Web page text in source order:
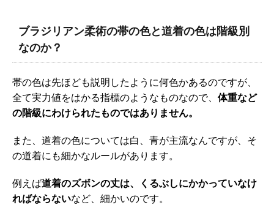
ブラジリアン柔術の帯の色と道着の色は階級別
なのか？
帯の色は先ほども説明したように何色かあるのですが、
全て実力値をはかる指標のようなものなので、 体重など
の階級にわけられたものではありません。
また、道着の色については白、青が主流なんですが、そ
の道着にも細かなルールがあります。
例えば道着のズボンの丈は、くるぶしにかかっていなけ
ればならないなど、細かいのです。